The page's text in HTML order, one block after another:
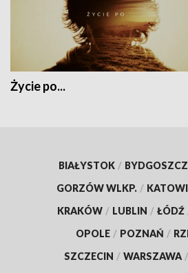
Życie po...
BIAŁYSTOK / BYDGOSZCZ
GORZÓW WLKP. /
KRAKÓW / LUBLIN / ŁÓDŹ
OPOLE / POZNAŃ /
SZCZECIN / WARSZAWA /